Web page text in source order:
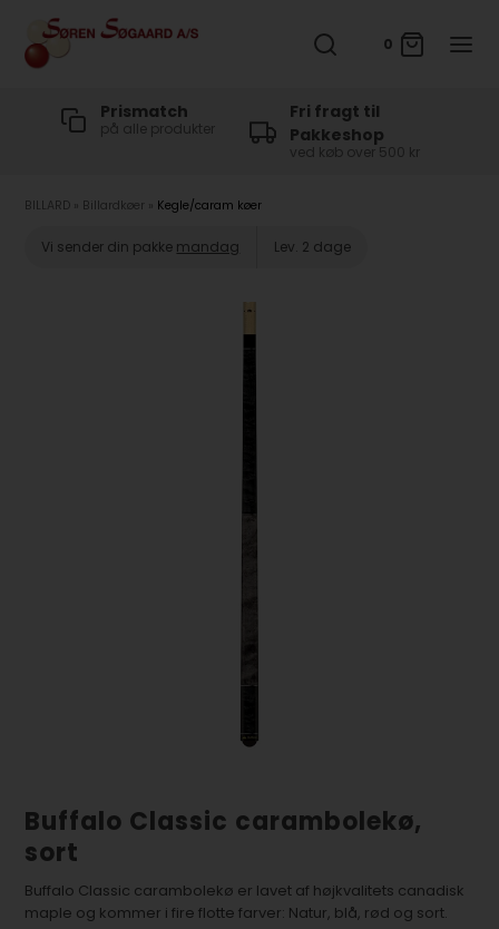
0
Prismatch
på alle produkter
Fri fragt til
Pakkeshop
ved køb over 500 kr
BILLARD Billardkøer Kegle/caram køer
Vi sender din pakke mandag Lev. 2 dage
Buffalo Classic carambolekø,
sort
Buffalo Classic carambolekø er lavet af højkvalitets canadisk
maple og kommer i fire flotte farver: Natur, blå, rød og sort.